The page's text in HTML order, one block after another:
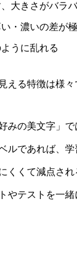
大きさがバラ
・濃いの差が
うに乱れる
える特徴は様々
みの美文字」
ルであれば、
くくて減点さ
やテストを一